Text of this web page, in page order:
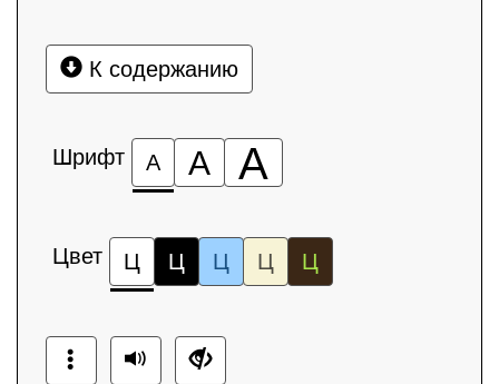
К содержанию
Шрифт А А А
Цвет Ц Ц Ц Ц Ц